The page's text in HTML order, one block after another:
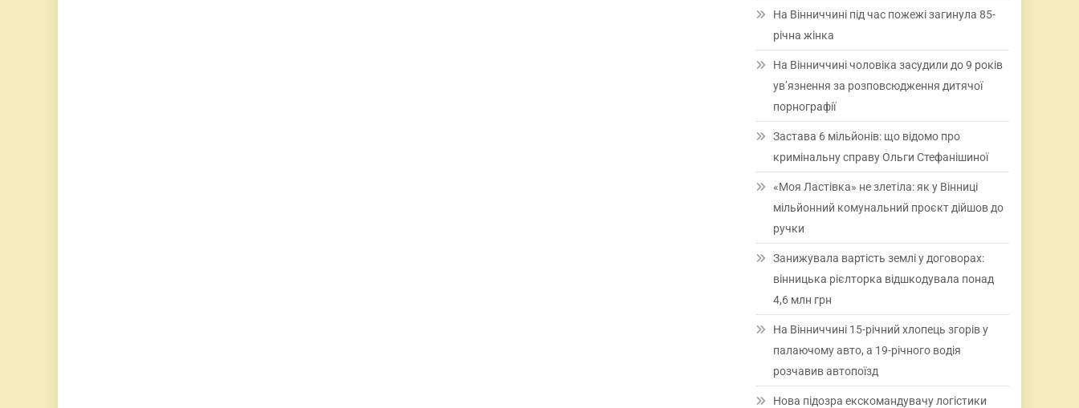
На Вінниччині під час пожежі загинула 85-
річна жінка
На Вінниччині чоловіка засудили до 9 років
ув’язнення за розповсюдження дитячої
порнографії
Застава 6 мільйонів: що відомо про
кримінальну справу Ольги Стефанішиної
«Моя Ластівка» не злетіла: як у Вінниці
мільйонний комунальний проєкт дійшов до
ручки
Занижувала вартість землі у договорах:
вінницька рієлторка відшкодувала понад
4,6 млн грн
На Вінниччині 15-річний хлопець згорів у
палаючому авто, а 19-річного водія
розчавив автопоїзд
Нова підозра екскомандувачу логістики